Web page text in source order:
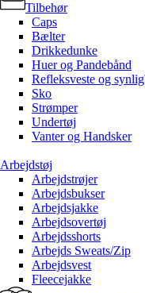
Tilbehør
Caps
Bælter
Drikkedunke
Huer og Pandebånd
Refleksveste og
Sko
Strømper
Undertøj
Vanter og Handsker
Arbejdstøj
Arbejdstrøjer
Arbejdsbukser
Arbejdsjakke
Arbejdsovertøj
Arbejdsshorts
Arbejds Sweats/Zip
Arbejdsvest
Fleecejakke